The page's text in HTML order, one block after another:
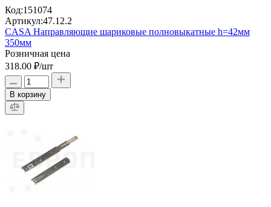
Код:151074
Артикул:47.12.2
CASA Направляющие шариковые полновыкатные h=42мм
350мм
Розничная цена
318.00 ₽/шт
В корзину